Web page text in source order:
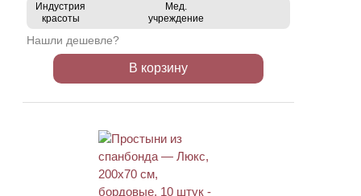
Индустрия
красоты
Мед.
учреждение
Нашли дешевле?
В корзину